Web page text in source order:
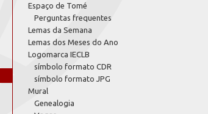
Espaço de Tomé
Perguntas frequentes
Lemas da Semana
Lemas dos Meses do Ano
Logomarca IECLB
símbolo formato CDR
símbolo formato JPG
Mural
Genealogia